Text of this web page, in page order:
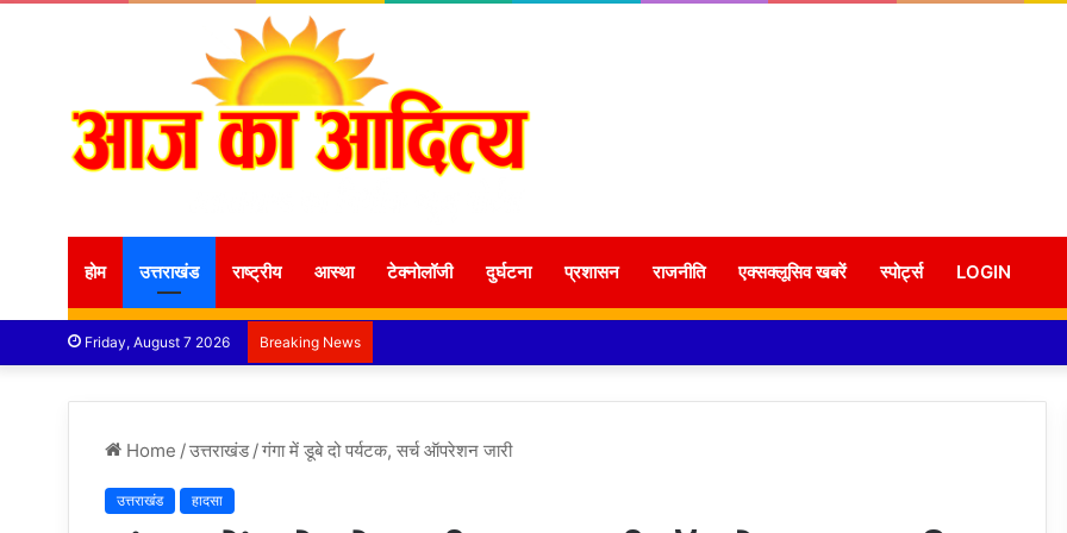
होम उत्तराखंड राष्ट्रीय आस्था टेक्नोलॉजी दुर्घटना प्रशासन राजनीति एक्सक्लूसिव खबरें स्पोर्ट्स LOGIN
Friday, August 7 2026 Breaking News
Home /उत्तराखंड /गंगा में डूबे दो पर्यटक, सर्च ऑपरेशन जारी
उत्तराखंड हादसा